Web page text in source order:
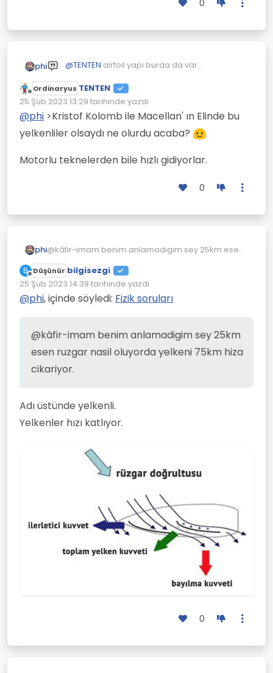
Aşağıdaki resimde yukarı doğru itilen
makaralı çubuk rüzgarın aldığı yol(Kısa kırmızı
çizgi).
Uzun kırmızılı çizgide arabanın aldığı yol.
Yelkenlerde tekerlek yerine altında düz plaka
var onlar rüzgar yönünde sürüklenmesine
engel oluyorlar.
katamarandaki suya batan plakalar kırmızı
renk.
0
phi @TENTEN airfoil yapi burda da var
katamaranin suda tutunmasi ayni formul
Çevrimdışı
Ordinaryus TENTEN
25 Şub 2023 13:29 tarihinde yazdı
Son düzenleyen:
@phi >Kristof Kolomb ile Macellan' ın Elinde bu
yelkenliler olsaydı ne olurdu acaba?
Motorlu teknelerden bile hızlı gidiyorlar.
0
phi@kâfir-imam benim anlamadigim sey 25km esen
B
Çevrimdışı
Düşünür bilgisezgi
25 Şub 2023 14:39 tarihinde yazdı
Son düzenleyen:
@phi, içinde söyledi: Fizik soruları
@kâfir-imam benim anlamadigim sey 25km
esen ruzgar nasil oluyorda yelkeni 75km hiza
cikariyor.
Adı üstünde yelkenli.
Yelkenler hızı katlıyor.
0